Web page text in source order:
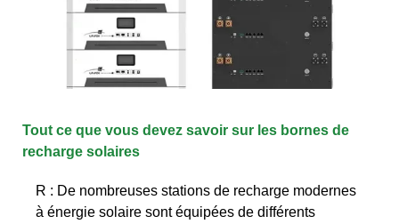
Tout ce que vous devez savoir sur les bornes de
recharge solaires
R : De nombreuses stations de recharge modernes
à énergie solaire sont équipées de différents